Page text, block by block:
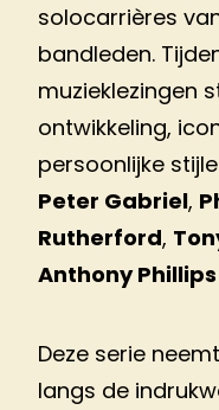
solocarrières
bandleden.
muzieklezingen
ontwikkeling,
persoonlijke
Peter Gabriel,
Rutherford,
Anthony Phillips
Deze serie
langs de